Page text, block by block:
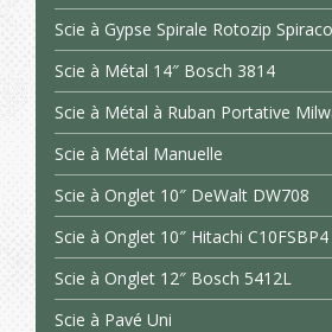
Scie à Gypse Spirale Rotozip
Scie à Métal 14″ Bosch 3814
Scie à Métal à Ruban Portative
Scie à Métal Manuelle
Scie à Onglet 10″ DeWalt DW708
Scie à Onglet 10″ Hitachi C10FSBP4
Scie à Onglet 12″ Bosch 5412L
Scie à Pavé Uni